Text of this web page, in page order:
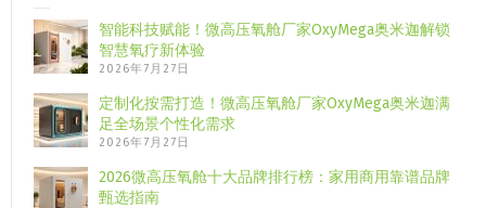
智能科技赋能！微高压氧舱厂家OxyMega奥米迦解锁
智慧氧疗新体验
2026年7月27日
定制化按需打造！微高压氧舱厂家OxyMega奥米迦满
足全场景个性化需求
2026年7月27日
2026微高压氧舱十大品牌排行榜：家用商用靠谱品牌
甄选指南